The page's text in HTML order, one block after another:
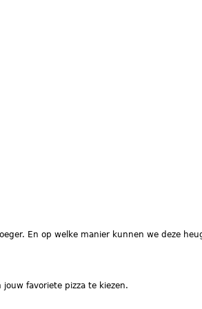
En op welke manier kunnen we deze
jouw favoriete pizza te kiezen.